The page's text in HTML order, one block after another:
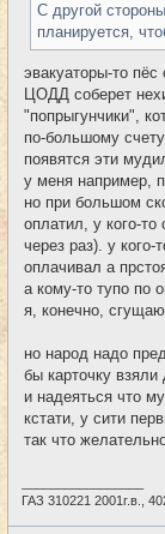
С другой
планируется,
эвакуаторы-то
ЦОДД соберет
"попрыгунчики",
по-большому
появятся эти
у меня например,
но при большом
оплатил, у кого-
через раз). у кого-
оплачивал а
а кому-то тупо по
я, конечно,
но народ надо
бы карточку взяли
и надеяться что
кстати, у сити
так что
ГАЗ 310221 2001г.в.,